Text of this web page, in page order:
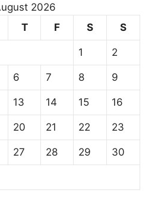
2026
T F S S
1 2
6 7 8 9
13 14 15 16
20 21 22 23
27 28 29 30